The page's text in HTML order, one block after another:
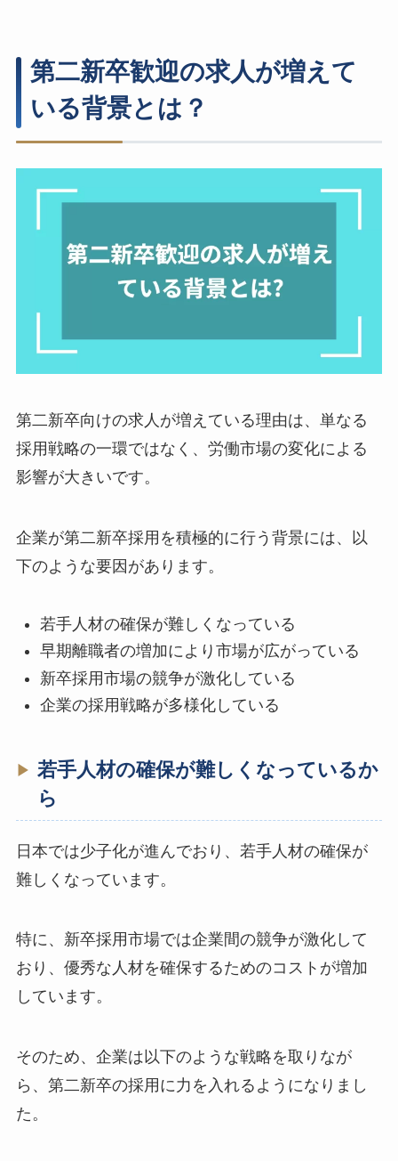
第二新卒歓迎の求人が増えて
いる背景とは？
第二新卒向けの求人が増えている理由は、単なる
採用戦略の一環ではなく、労働市場の変化による
影響が大きいです。
企業が第二新卒採用を積極的に行う背景には、以
下のような要因があります。
若手人材の確保が難しくなっている
早期離職者の増加により市場が広がっている
新卒採用市場の競争が激化している
企業の採用戦略が多様化している
若手人材の確保が難しくなっているか
ら
日本では少子化が進んでおり、若手人材の確保が
難しくなっています。
特に、新卒採用市場では企業間の競争が激化して
おり、優秀な人材を確保するためのコストが増加
しています。
そのため、企業は以下のような戦略を取りなが
ら、第二新卒の採用に力を入れるようになりまし
た。